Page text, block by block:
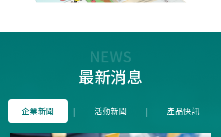
NEWS
最新消息
企業新聞 | 活動新聞 | 產品快訊